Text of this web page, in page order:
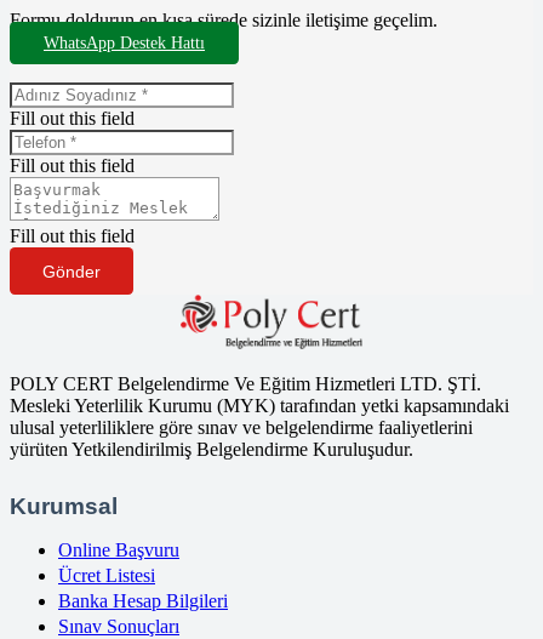
Formu doldurun en kısa sürede sizinle iletişime geçelim.
WhatsApp Destek Hattı
Fill out this field
Fill out this field
Fill out this field
Gönder
POLY CERT Belgelendirme Ve Eğitim Hizmetleri LTD. ŞTİ.
Mesleki Yeterlilik Kurumu (MYK) tarafından yetki kapsamındaki
ulusal yeterliliklere göre sınav ve belgelendirme faaliyetlerini
yürüten Yetkilendirilmiş Belgelendirme Kuruluşudur.
Kurumsal
Online Başvuru
Ücret Listesi
Banka Hesap Bilgileri
Sınav Sonuçları